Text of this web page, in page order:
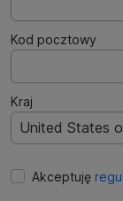
Kod pocztowy
Kraj
United States
Akceptuję